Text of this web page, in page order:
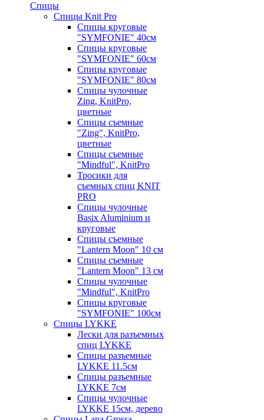
Спицы
Спицы Knit Pro
Спицы круговые
"SYMFONIE" 40см
Спицы круговые
"SYMFONIE" 60см
Спицы круговые
"SYMFONIE" 80см
Спицы чулочные
Zing, KnitPro,
цветные
Спицы съемные
"Zing", KnitPro,
цветные
Спицы съемные
"Mindful", KnitPro
Тросики для
съемных спиц KNIT
PRO
Спицы чулочные
Basix Aluminium и
круговые
Спицы съемные
"Lantern Moon" 10 см
Спицы съемные
"Lantern Moon" 13 см
Спицы чулочные
"Mindful", KnitPro
Спицы круговые
"SYMFONIE" 100см
Спицы LYKKE
Лески для разъемных
спиц LYKKE
Спицы разъемные
LYKKE 11.5см
Спицы разъемные
LYKKE 7см
Спицы чулочные
LYKKE 15см, дерево